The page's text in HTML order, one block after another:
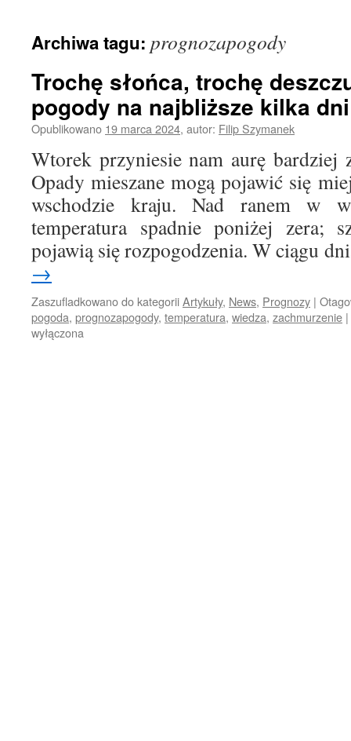
Archiwa tagu: prognozapogody
Trochę słońca, trochę
pogody na najbliższe kilka dni
Opublikowano 19 marca 2024, autor: Filip Szymanek
Wtorek przyniesie nam aurę bardziej
Opady mieszane mogą pojawić się
wschodzie kraju. Nad ranem w
temperatura spadnie poniżej zera;
pojawią się rozpogodzenia. W ciągu
→
Zaszufladkowano do kategoriiArtykuły, News, Prognozy |
pogoda, prognozapogody, temperatura, wiedza, zachmurzenie |
wyłączona